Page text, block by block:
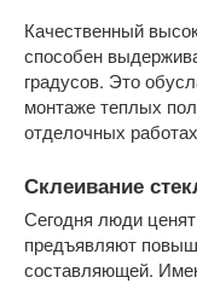
Качественный
способен
градусов. Это
монтаже теплых
отделочных
Склеивание
Сегодня люди
предъявляют
составляющей.